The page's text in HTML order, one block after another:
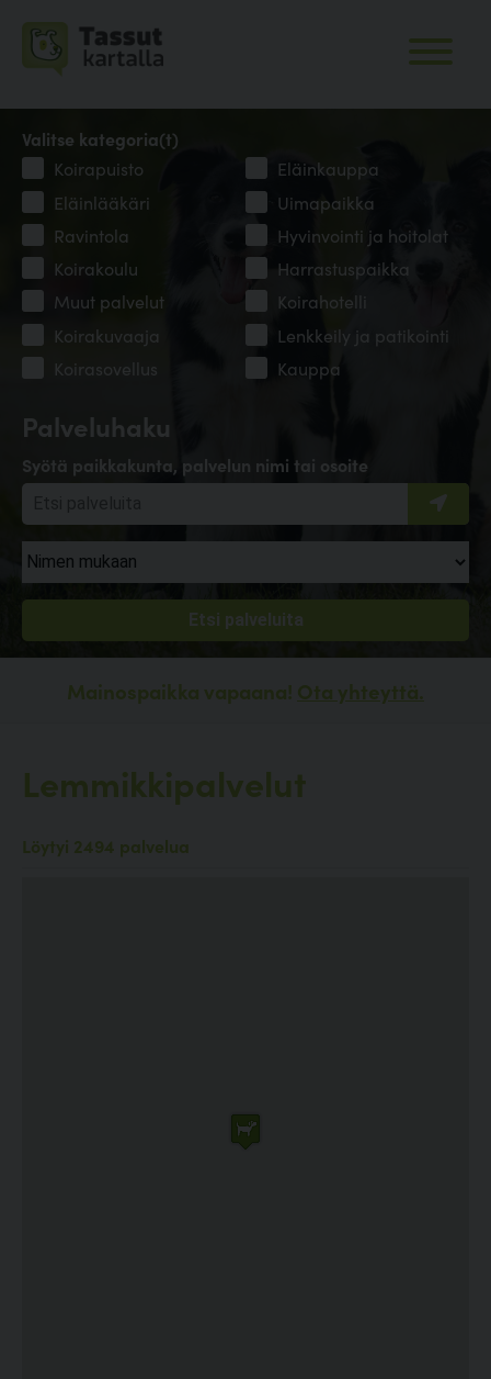
Palveluhaku
Syötä paikkakunta, palvelun nimi tai osoite
Valitse kategoria(t)
Koirapuisto
Eläinkauppa
Eläinlääkäri
Uimapaikka
Ravintola
Hyvinvointi ja hoitolat
Koirakoulu
Harrastuspaikka
Muut palvelut
Koirahotelli
Koirakuvaaja
Lenkkeily ja patikointi
Koirasovellus
Kauppa
Mainospaikka vapaana! Ota yhteyttä.
Lemmikkipalvelut
Löytyi 2494 palvelua